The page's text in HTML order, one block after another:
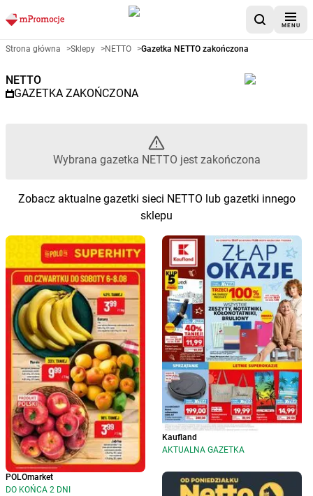
MENU
Gazetka promocyjna NETTO –
Strona główna >Sklepy >NETTO >Gazetka NETTO zakończona
NETTO
GAZETKA ZAKOŃCZONA
Wybrana gazetka NETTO jest zakończona
Zobacz aktualne gazetki sieci NETTO lub gazetki innego
sklepu
POLOmarket
DO KOŃCA 2 DNI
Kaufland
AKTUALNA GAZETKA